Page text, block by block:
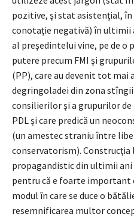
pozitive, şi stat asistenţial, în
conotaţie negativă) în ultimii
al preşedintelui vine, pe de
putere precum FMI şi
(PP), care au devenit tot mai
degringoladei din zona
consilierilor şi a grupurilor
PDL și care predică un
(un amestec straniu între
conservatorism).
propagandistic din ultimii
pentru că e foarte important
modul în care se duce o
resemnificarea multor